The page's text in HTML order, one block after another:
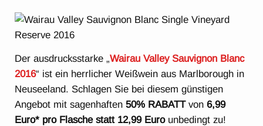
Der ausdrucksstarke „Wairau Valley Sauvignon Blanc
2016“ ist ein herrlicher Weißwein aus Marlborough in
Neuseeland. Schlagen Sie bei diesem günstigen
Angebot mit sagenhaften50% RABATTvon 6,99
Euro* pro Flasche statt 12,99 Eurounbedingt zu!